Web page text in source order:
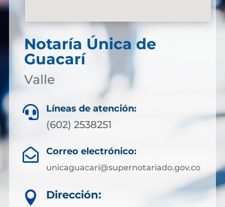
Notaría Única de
Guacarí
Valle
 Líneas de atención:
(602) 2538251
 Correo electrónico:
unicaguacari@supernotariado.gov.co

Dirección: